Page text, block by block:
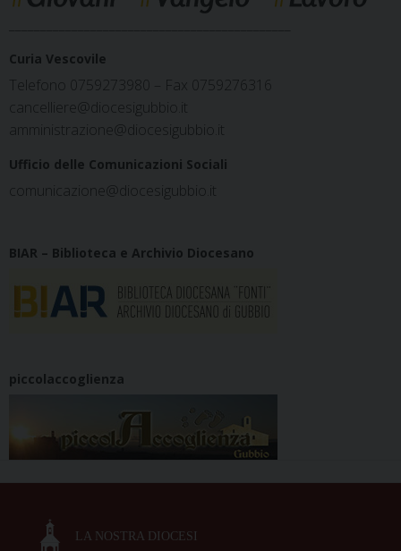
Curia Vescovile
Telefono 0759273980 – Fax 0759276316
cancelliere@diocesigubbio.it
amministrazione@diocesigubbio.it
Ufficio delle Comunicazioni Sociali
comunicazione@diocesigubbio.it
BIAR – Biblioteca e Archivio Diocesano
piccolaccoglienza
LA NOSTRA DIOCESI